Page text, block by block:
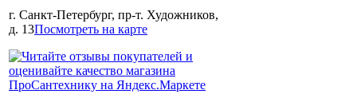
г. Санкт-Петербург, пр-т. Художников,
д. 13Посмотреть на карте